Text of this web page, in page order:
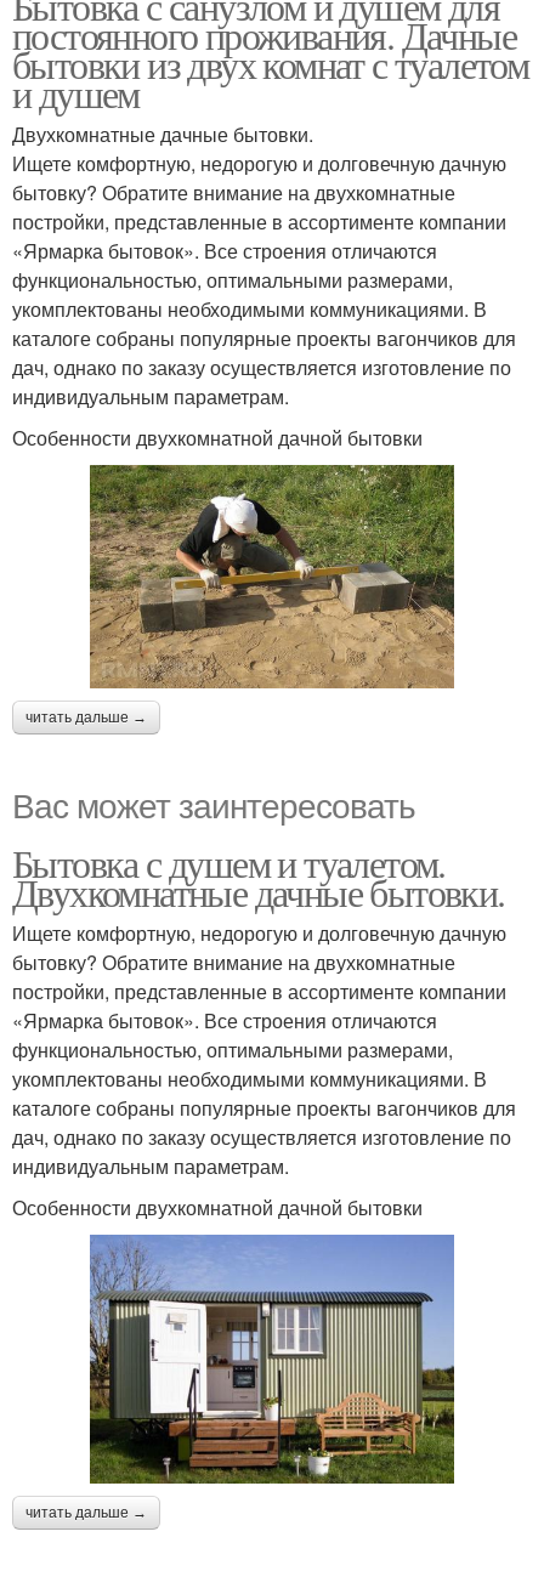
постоянного проживания. Дачные
бытовки из двух комнат с туалетом
и душем
Двухкомнатные дачные бытовки.
Ищете комфортную, недорогую и долговечную дачную
бытовку? Обратите внимание на двухкомнатные
постройки, представленные в ассортименте компании
«Ярмарка бытовок». Все строения отличаются
функциональностью, оптимальными размерами,
укомплектованы необходимыми коммуникациями. В
каталоге собраны популярные проекты вагончиков для
дач, однако по заказу осуществляется изготовление по
индивидуальным параметрам.
Особенности двухкомнатной дачной бытовки
читать дальше →
Вас может заинтересовать
Бытовка с душем и туалетом.
Двухкомнатные дачные бытовки.
Ищете комфортную, недорогую и долговечную дачную
бытовку? Обратите внимание на двухкомнатные
постройки, представленные в ассортименте компании
«Ярмарка бытовок». Все строения отличаются
функциональностью, оптимальными размерами,
укомплектованы необходимыми коммуникациями. В
каталоге собраны популярные проекты вагончиков для
дач, однако по заказу осуществляется изготовление по
индивидуальным параметрам.
Особенности двухкомнатной дачной бытовки
читать дальше →